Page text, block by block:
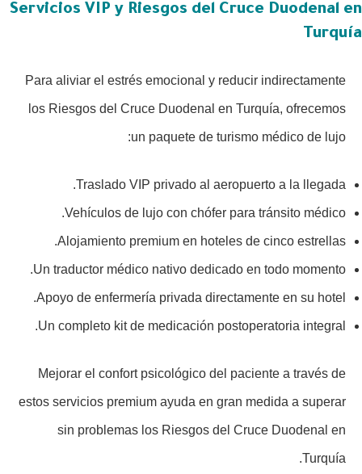
Servicios VIP y Riesgos del Cruce Duodenal en
Turquía
Para aliviar el estrés emocional y reducir indirectamente
los Riesgos del Cruce Duodenal en Turquía, ofrecemos
un paquete de turismo médico de lujo:
Traslado VIP privado al aeropuerto a la llegada.
Vehículos de lujo con chófer para tránsito médico.
Alojamiento premium en hoteles de cinco estrellas.
Un traductor médico nativo dedicado en todo momento.
Apoyo de enfermería privada directamente en su hotel.
Un completo kit de medicación postoperatoria integral.
Mejorar el confort psicológico del paciente a través de
estos servicios premium ayuda en gran medida a superar
sin problemas los Riesgos del Cruce Duodenal en
Turquía.